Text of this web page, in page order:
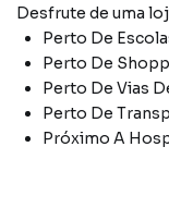
Desfrute de uma
Perto De
Perto De
Perto De Vias
Perto De
Próximo A